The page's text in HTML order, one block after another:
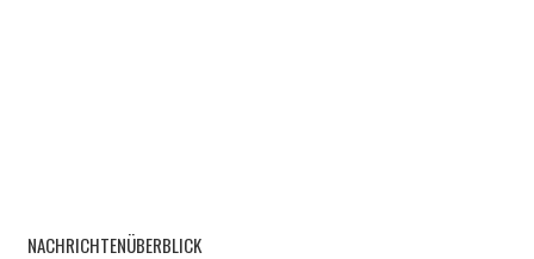
NACHRICHTENÜBERBLICK